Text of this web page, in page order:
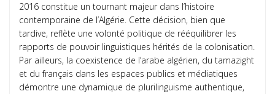
2016 constitue un tournant majeur dans l’histoire
contemporaine de l’Algérie. Cette décision, bien que
tardive, reflète une volonté politique de rééquilibrer les
rapports de pouvoir linguistiques hérités de la colonisation.
Par ailleurs, la coexistence de l’arabe algérien, du tamazight
et du français dans les espaces publics et médiatiques
démontre une dynamique de plurilinguisme authentique,